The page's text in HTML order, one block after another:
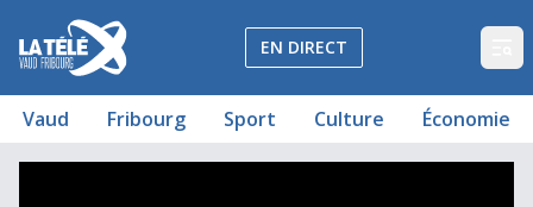
La Télé - Télévision régionale Vaud et Fribourg
EN DIRECT
Vaud Fribourg Sport Culture Économie